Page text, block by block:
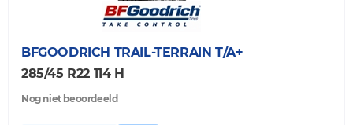
BFGOODRICH TRAIL-TERRAIN T/A+
285/45 R22 114 H
Nog niet beoordeeld